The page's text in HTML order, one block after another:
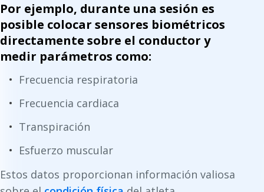
Por ejemplo, durante una sesión es
posible colocar sensores biométricos
directamente sobre el conductor y
medir parámetros como:
Frecuencia respiratoria
Frecuencia cardiaca
Transpiración
Esfuerzo muscular
Estos datos proporcionan información valiosa